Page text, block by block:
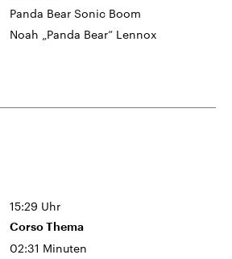
Panda Bear Sonic Boom
Noah „Panda Bear“ Lennox
15:29 Uhr
Corso Thema
02:31 Minuten